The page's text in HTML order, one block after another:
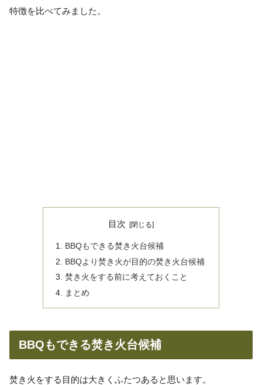
特徴を比べてみました。
目次
BBQもできる焚き火台候補
BBQより焚き火が目的の焚き火台候補
焚き火をする前に考えておくこと
まとめ
BBQもできる焚き火台候補
焚き火をする目的は大きくふたつあると思います。